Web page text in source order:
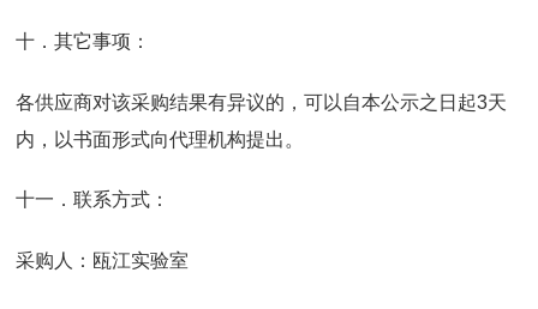
十．其它事项：
各供应商对该采购结果有异议的，可以自本公示之日起3天
内，以书面形式向代理机构提出。
十一．联系方式：
采购人：瓯江实验室